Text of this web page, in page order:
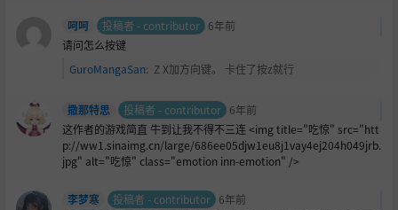
呵呵 投稿者 - contributor 6年前
请问怎么按键
GuroMangaSan: Z X加方向键。 卡住了按z就行
撒那特思 投稿者 - contributor 6年前
这作者的游戏简直 牛到让我不得不三连 <img title="吃惊" src="htt
p://ww1.sinaimg.cn/large/686ee05djw1eu8j1vay4ej204h049jrb.
jpg" alt="吃惊" class="emotion inn-emotion" />
李梦寒 投稿者 - contributor 6年前